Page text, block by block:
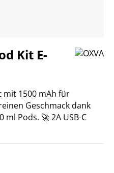
Kit E-
mit 1500 mAh für
Geschmack dank
Pods. 🚀 2A USB-C